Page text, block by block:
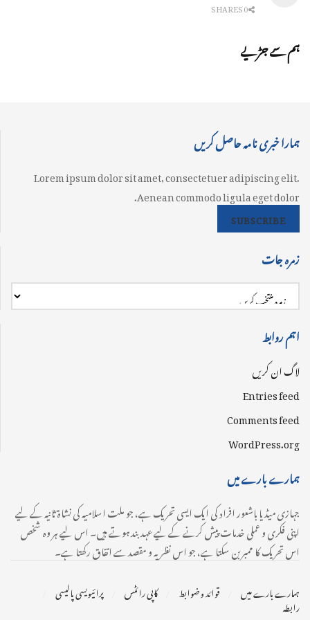
ہم سے جڑیے
ہمارا خبری نامہ حاصل کریں
Lorem ipsum dolor sit amet, consectetuer adipiscing elit.
Aenean commodo ligula eget dolor.
SUBSCRIBE
زمرہ جات
اہم روابط
لاگ ان کریں
Entries feed
Comments feed
WordPress.org
ہمارے بارے میں
جہازی میڈیا باشعور افراد کی ایک ایسی تحریک ہے، جو ملت اسلامیہ کی نشاۃ ثانیہ کے لیے
اپنی فکری و عملی خدمات پیش کرنے کے لیے عہدبند ہوتے ہیں۔ اس لیے ہر وہ شخص
اس تحریک کا ممبر بن سکتا ہے، جو اس نظریہ و مقصد سے اتفاق رکھتا ہے۔
ہمارے بارے میں قوائد و ضوابط کاپی رائٹس پرائیویسی پالیسی
رابطہ